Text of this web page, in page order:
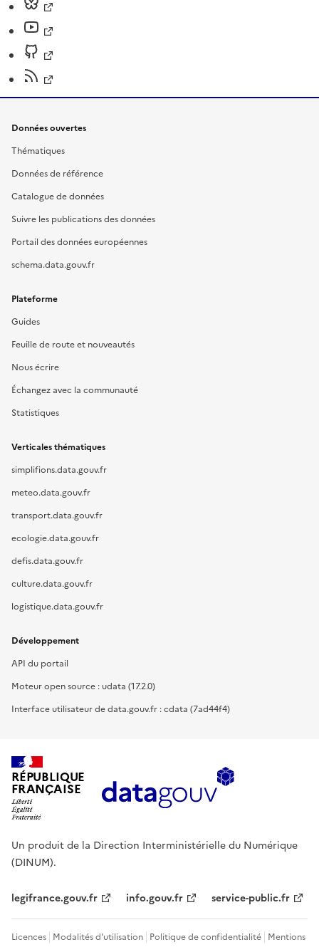
Données ouvertes
Thématiques
Données de référence
Catalogue de données
Suivre les publications des données
Portail des données européennes
schema.data.gouv.fr
Plateforme
Guides
Feuille de route et nouveautés
Nous écrire
Échangez avec la communauté
Statistiques
Verticales thématiques
simplifions.data.gouv.fr
meteo.data.gouv.fr
transport.data.gouv.fr
ecologie.data.gouv.fr
defis.data.gouv.fr
culture.data.gouv.fr
logistique.data.gouv.fr
Développement
API du portail
Moteur open source : udata (17.2.0)
Interface utilisateur de data.gouv.fr : cdata (7ad44f4)
RÉPUBLIQUE
FRANÇAISE
Un produit de la Direction Interministérielle du Numérique
(DINUM).
legifrance.gouv.fr info.gouv.fr service-public.fr
Licences Modalités d'utilisation Politique de confidentialité Mentions